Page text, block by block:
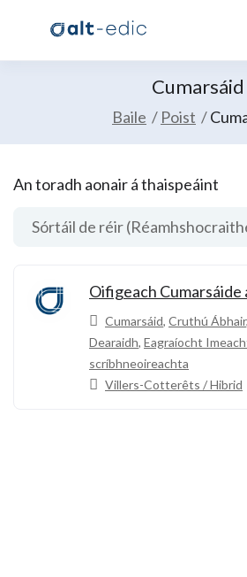
Cumarsáid
Baile Poist
An toradh aonair á thaispeáint
Sórtáil de réir
Oifigeach Cumarsáide
Cumarsáid, Cruthú Ábhair,
Dearaidh, Eagraíocht
scríbhneoireachta
Villers-Cotterêts / Hibrid